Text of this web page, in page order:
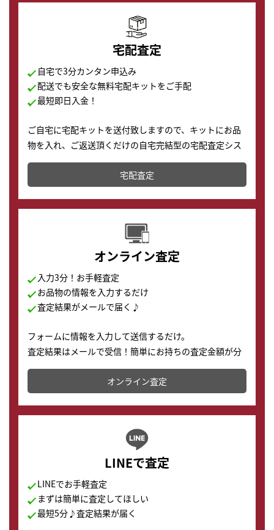
宅配査定
自宅で3分カンタン申込み
配送でも安全な無料宅配キットをご手配
最短即日入金！
ご自宅に宅配キットを送付致しますので、キットにお品
物を入れ、ご返送頂くだけの自宅完結型の宅配査定シス
テムです。
配送でも簡単&安全に査定・買取に出すことが可能で
す。
宅配査定
オンライン査定
入力3分！お手軽査定
お品物の情報を入力するだけ
査定結果がメールで届く♪
フォームに情報を入力して送信するだけ。
査定結果はメールで受信！簡単にお持ちの査定金額が分
かります。
オンライン査定
LINEで査定
LINEでお手軽査定
まずは簡単に査定してほしい
最短5分♪査定結果が届く